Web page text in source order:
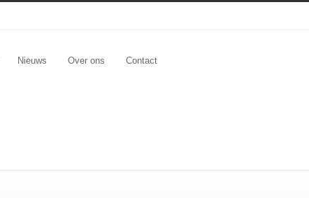
Nieuws Over ons Contact